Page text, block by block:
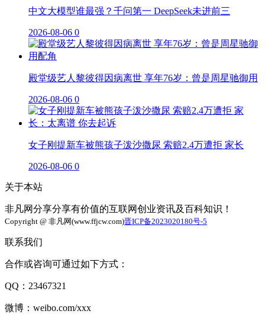
中文大模型谁最强？千问第一 DeepSeek未进前三
2026-08-06 0
殿堂级艺人黎彼得因病离世 享年76岁：曾是周星驰御用
2026-08-06 0
女子刚提新车被熊孩子泼沙撒尿 索赔2.4万遭拒 家长
2026-08-06 0
关于本站
非凡网分享分享有价值的互联网创业资讯及百科知识！
Copyright @ 非凡网(www.ffjcw.com)晋ICP备2023020180号-5
联系我们
合作或咨询可通过如下方式：
QQ：23467321
微博：weibo.com/xxx